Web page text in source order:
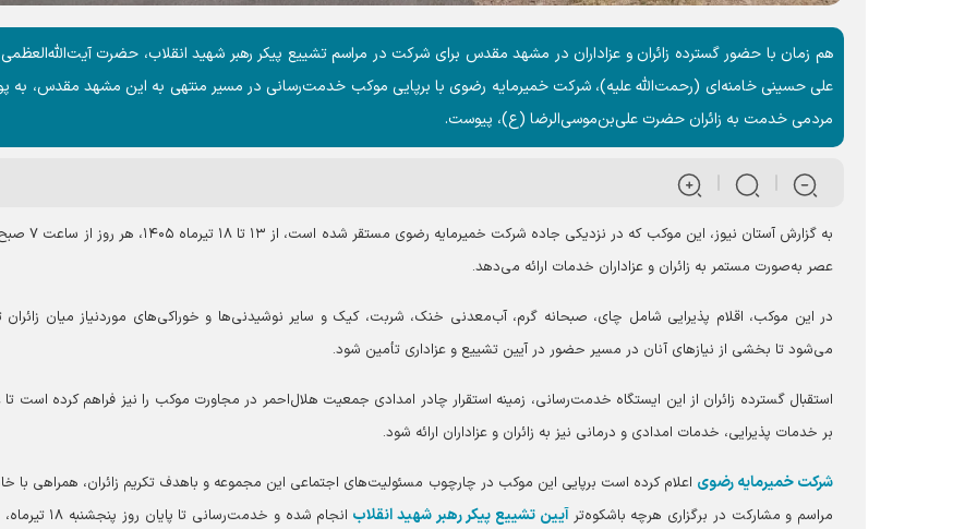
هم زمان با حضور گسترده زائران و عزاداران در مشهد مقدس برای شرکت در مراسم تشییع پیکر رهبر شهید انقلاب، حضرت
علی حسینی خامنه‌ای (رحمت‌الله علیه)، شرکت خمیرمایه رضوی با برپایی موکب خدمت‌رسانی در مسیر منتهی به این مشهد مقدس، به
مردمی خدمت به زائران حضرت علی‌بن‌موسی‌الرضا (ع)، پیوست.
عصر به‌صورت مستمر به زائران و عزاداران خدمات ارائه می‌دهد.
در این موکب، اقلام پذیرایی شامل چای، صبحانه گرم، آب‌معدنی خنک، شربت، کیک و سایر نوشیدنی‌ها و خوراکی‌های موردنیاز میان زائران
می‌شود تا بخشی از نیاز‌های آنان در مسیر حضور در آیین تشییع و عزاداری تأمین شود.
استقبال گسترده زائران از این ایستگاه خدمت‌رسانی، زمینه استقرار چادر امدادی جمعیت هلال‌احمر در مجاورت موکب را نیز فراهم کرده است تا
بر خدمات پذیرایی، خدمات امدادی و درمانی نیز به زائران و عزاداران ارائه شود.
شرکت خمیرمایه رضوی اعلام کرده است برپایی این موکب در چارچوب مسئولیت‌های اجتماعی این مجموعه و باهدف تکریم زائران، همراهی با
مراسم و مشارکت در برگزاری هرچه باشکوه‌تر آیین تشییع پیکر رهبر شهید انقلاب
انجام شده و خدمت‌رسانی تا پایان